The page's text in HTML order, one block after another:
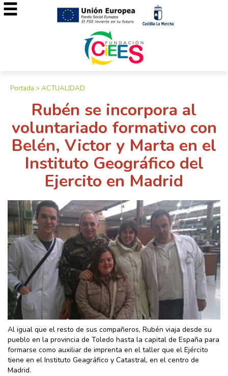
Portada >ACTUALIDAD
Rubén se incorpora al
voluntariado formativo con
Belén, Victor y Marta en el
Instituto Geográfico del
Ejercito en Madrid
Al igual que el resto de sus compañeros, Rubén viaja desde su
pueblo en la provincia de Toledo hasta la capital de España para
formarse como auxiliar de imprenta en el taller que el Ejército
tiene en el Instituto Geagráfico y Catastral, en el centro de
Madrid.